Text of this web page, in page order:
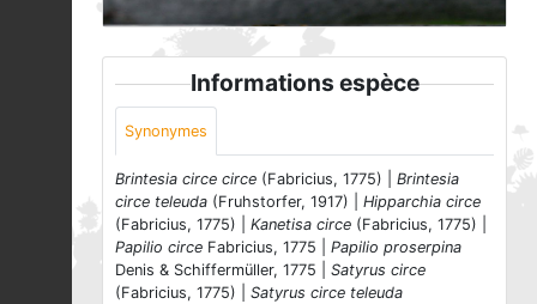
Informations espèce
Synonymes
Brintesia circe circe (Fabricius, 1775) | Brintesia
circe teleuda (Fruhstorfer, 1917) | Hipparchia circe
(Fabricius, 1775) | Kanetisa circe (Fabricius, 1775) |
Papilio circe Fabricius, 1775 | Papilio proserpina
Denis & Schiffermüller, 1775 | Satyrus circe
(Fabricius, 1775) | Satyrus circe teleuda